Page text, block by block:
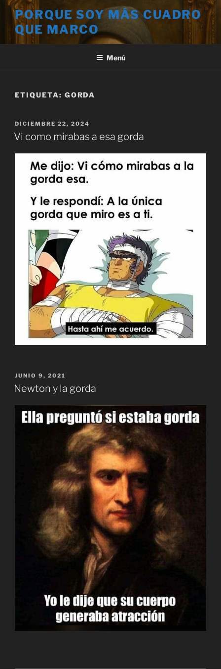
Saltar
contenido
PORQUE SOY MÁS CUADRO
QUE MARCO
Menú
ETIQUETA: GORDA
PUBLICADO
EL
DICIEMBRE 22, 2024
Vi como mirabas a esa gorda
PUBLICADO
EL
JUNIO 9, 2021
Newton y la gorda